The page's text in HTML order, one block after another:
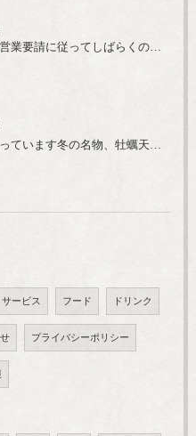
京都市の時短営業要請に従ってしばらくの間20時までの営業とさせていただいております。寒い時期には温かいお蕎麦がおすすめ
毎年恒例になっています冬の名物、牡蠣天丼が販売開始です、広島県産の大粒牡蠣を使用し天ぷらならではのカリと衣クリーミーな味わいをどうぞ
サービス フード ドリンク
プライバシーポリシー